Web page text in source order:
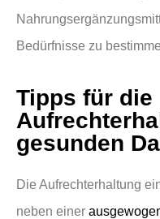
Bedürfnisse zu
Tipps für die
gesunden
Die Aufrechterhaltung
neben einer